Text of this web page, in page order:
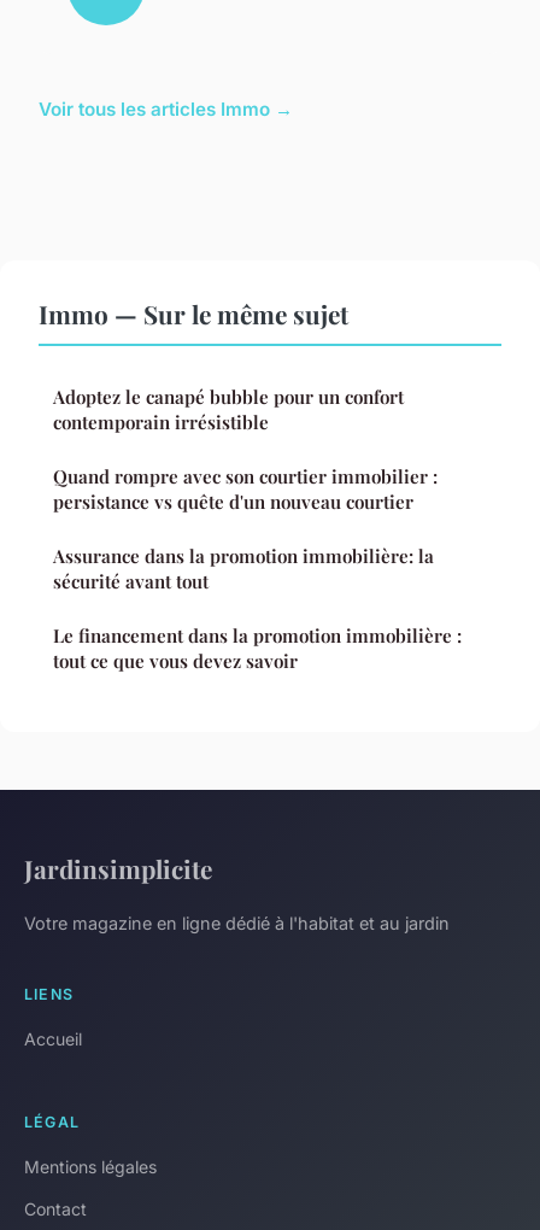
Voir tous les articles Immo →
Immo — Sur le même sujet
Adoptez le canapé bubble pour un confort
contemporain irrésistible
Quand rompre avec son courtier immobilier :
persistance vs quête d'un nouveau courtier
Assurance dans la promotion immobilière: la
sécurité avant tout
Le financement dans la promotion immobilière :
tout ce que vous devez savoir
Jardinsimplicite
Votre magazine en ligne dédié à l'habitat et au jardin
LIENS
Accueil
LÉGAL
Mentions légales
Contact